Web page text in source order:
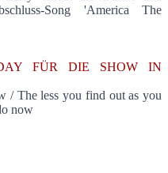
Song 'America The
FÜR DIE SHOW IN
/ The less you find out as you
now